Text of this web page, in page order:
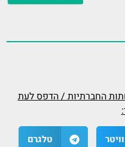
החברתיות / הדפס לעת
טלגרם